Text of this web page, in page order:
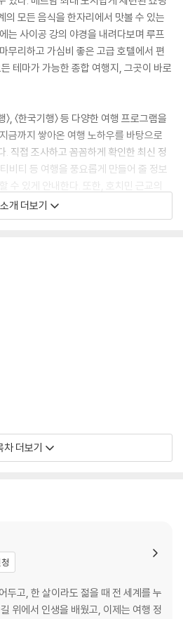
의 모든 음식을 한자리에서 맛볼 수 있는
는 사이공 강의 야경을 내려다보며 루프
무리하고 가심비 좋은 고급 호텔에서 편
테마가 가능한 종합 여행지, 그곳이 바로
〉, 〈한국기행〉 등 다양한 여행 프로그램을
금까지 쌓아온 여행 노하우를 바탕으로
. 직접 조사하고 꼼꼼하게 확인한 최신 정
비티 등 여행을 풍요롭게 만들어 줄 정보
수 있게 안내한다. 또한, 호치민 근교의
휴양부터 액티비티까지 모든 것이 가능한
, 사막과 바다를 모두 만날 수 있는 무이
도시 정보도 알차게 소개하고 있다. 화려
리던 여행을 완성해보자.
개 더보기
여행하는 방법
차 더보기
두고, 한 살이라도 젊을 때 전 세계를 누
위에서 인생을 배웠고, 이제는 여행 정